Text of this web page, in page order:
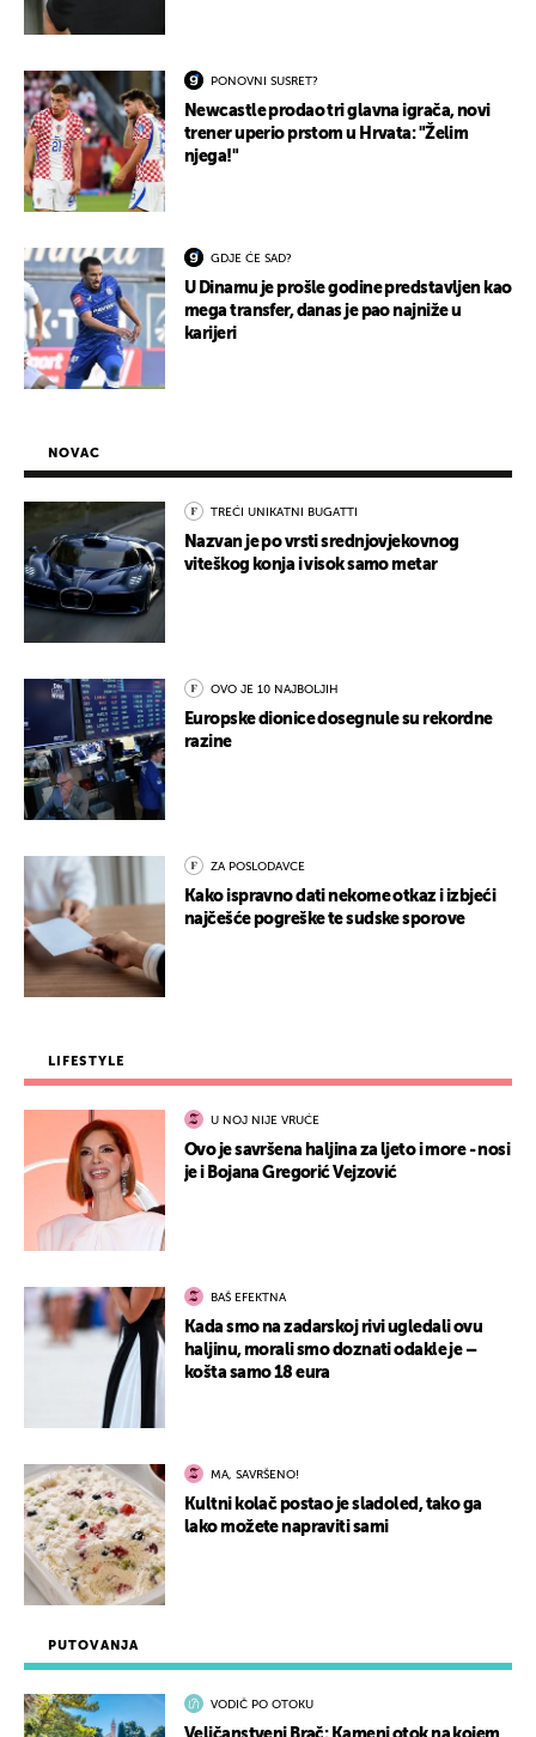
PONOVNI SUSRET?
Newcastle prodao tri glavna igrača, novi
trener uperio prstom u Hrvata: "Želim
njega!"
GDJE ĆE SAD?
U Dinamu je prošle godine predstavljen kao
mega transfer, danas je pao najniže u
karijeri
PUTOVANJA
VODIČ PO OTOKU
NOVAC
TREĆI UNIKATNI BUGATTI
Nazvan je po vrsti srednjovjekovnog
viteškog konja i visok samo metar
OVO JE 10 NAJBOLJIH
Europske dionice dosegnule su rekordne
razine
ZA POSLODAVCE
Kako ispravno dati nekome otkaz i izbjeći
najčešće pogreške te sudske sporove
LIFESTYLE
U NOJ NIJE VRUĆE
Ovo je savršena haljina za ljeto i more - nosi
je i Bojana Gregorić Vejzović
BAŠ EFEKTNA
Kada smo na zadarskoj rivi ugledali ovu
haljinu, morali smo doznati odakle je –
košta samo 18 eura
MA, SAVRŠENO!
Kultni kolač postao je sladoled, tako ga
lako možete napraviti sami